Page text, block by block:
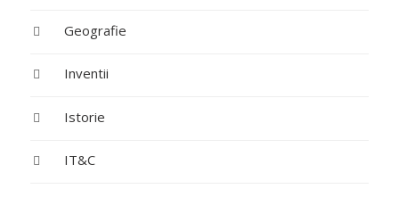
Geografie
Inventii
Istorie
IT&C